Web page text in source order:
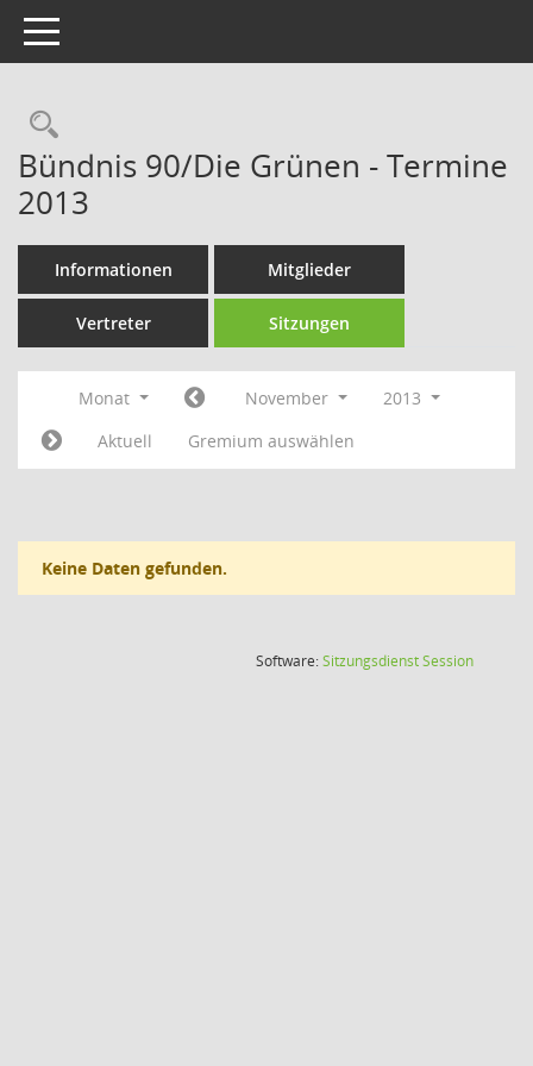
Toggle navigation
Rechercheauswahl
Bündnis 90/Die Grünen - Termine
2013
Informationen Mitglieder
Vertreter Sitzungen
Monat November
2013
Aktuell
Gremium auswählen
Keine Daten gefunden.
Software:SitzungsdienstSession(Wird in